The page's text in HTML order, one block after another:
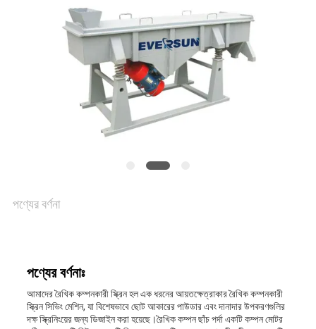
পণ্যের বর্ণনা
পণ্যের বর্ণনাঃ
আমাদের রৈখিক কম্পনকারী স্ক্রিন হল এক ধরনের আয়তক্ষেত্রাকার রৈখিক কম্পনকারী
স্ক্রিন সিভিং মেশিন, যা বিশেষভাবে ছোট আকারের পাউডার এবং দানাদার উপকরণগুলির
দক্ষ স্ক্রিনিংয়ের জন্য ডিজাইন করা হয়েছে।রৈখিক কম্পন ছাঁচ পর্দা একটি কম্পন মোটর